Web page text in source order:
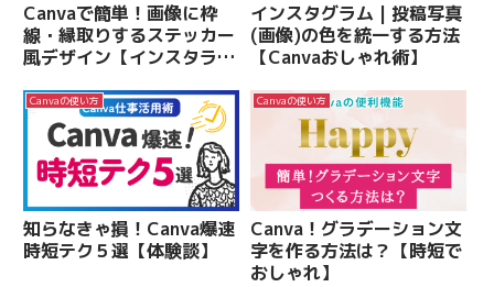
Canvaで簡単！画像に枠
線・縁取りするステッカー
風デザイン【インスタライ
インスタグラム | 投稿写真
(画像)の色を統一する方法
【Canvaおしゃれ術】
Canvaの使い方
知らなきゃ損！Canva爆速
時短テク５選【体験談】
Canvaの使い方
Canva！グラデーション文
字を作る方法は？【時短で
おしゃれ】